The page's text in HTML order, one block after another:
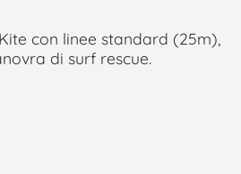
con linee standard (25m),
di surf rescue.